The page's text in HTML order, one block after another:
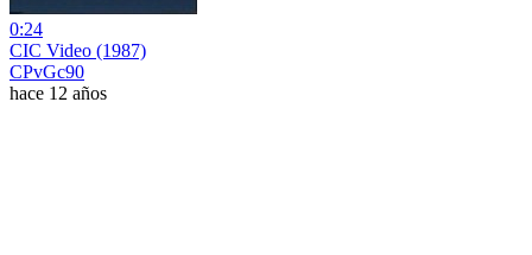
0:24
CIC Video (1987)
CPvGc90
hace 12 años